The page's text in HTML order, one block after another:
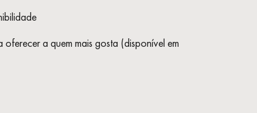
a quem mais gosta (disponível em